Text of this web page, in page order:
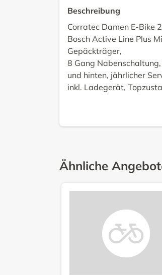
Beschreibung
Corratec Damen E-Bike
Bosch Active Line Plus
Gepäckträger,
8 Gang
und hinten, jährlicher
inkl. Ladegerät,
Ähnliche